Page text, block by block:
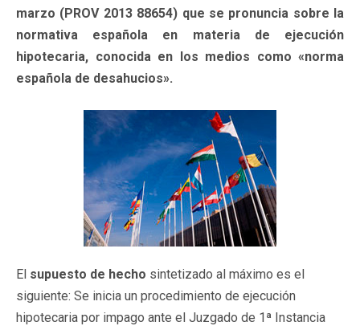
marzo (PROV 2013 88654) que se pronuncia sobre la
normativa española en materia de ejecución
hipotecaria, conocida en los medios como «norma
española de desahucios».
El supuesto de hecho sintetizado al máximo es el
siguiente: Se inicia un procedimiento de ejecución
hipotecaria por impago ante el Juzgado de 1ª Instancia